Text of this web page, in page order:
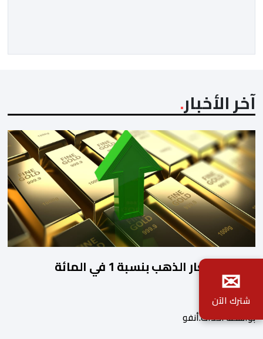
[…]
آخر الأخبار
ارتفاع أسعار الذهب بنسبة 1 في المائة
بواسطة أحداث.أنفو
✉
شترك الآن